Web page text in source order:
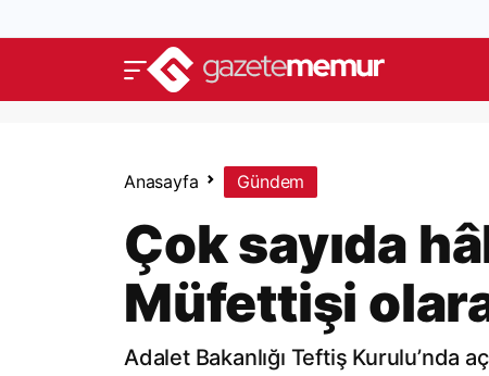
Anasayfa Gündem
Çok sayıda
Müfettişi
Adalet Bakanlığı Teftiş Kurulu’nda